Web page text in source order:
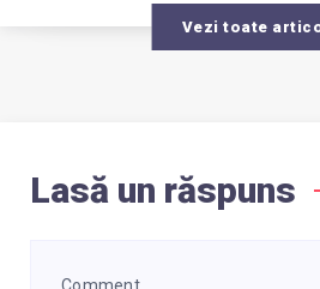
Vezi toate
Lasă un răspuns